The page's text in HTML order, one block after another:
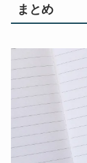
まとめ